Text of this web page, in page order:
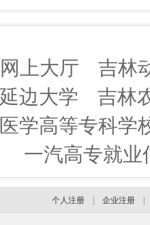
上大厅
吉林
延边大学
吉林
学高等专科学
一汽高专就业
个人注册 企业注册